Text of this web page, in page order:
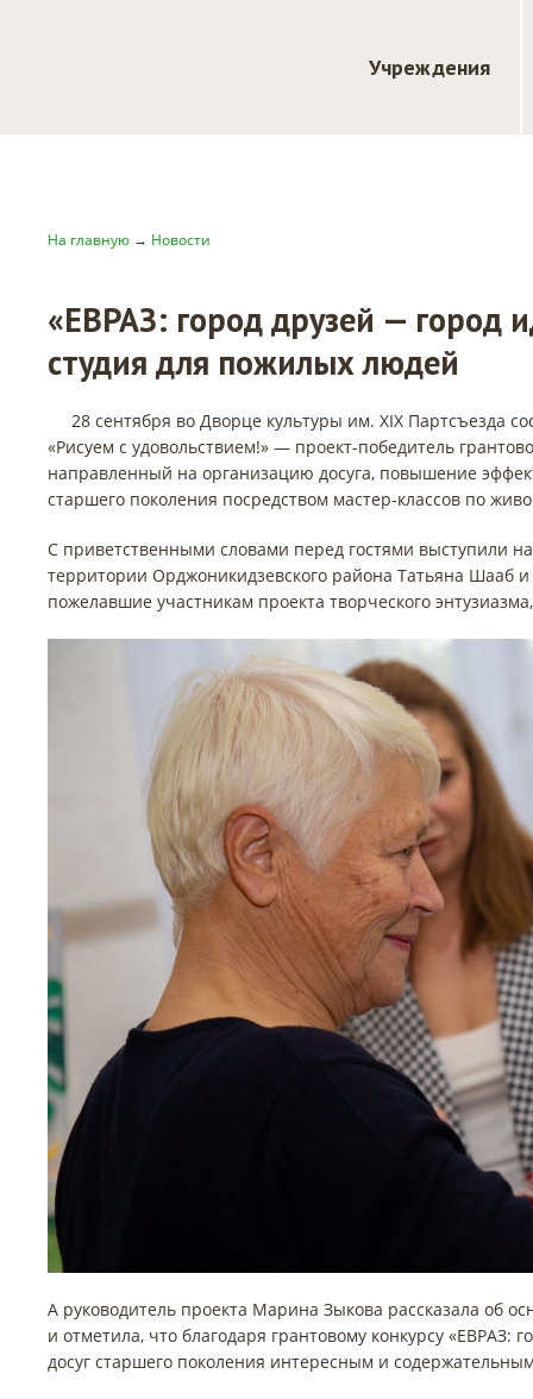
Учреждения
На главную → Новости
«ЕВРАЗ: город друзей — город
студия для пожилых людей
28 сентября во Дворце культуры им. XIX Партсъезда
«Рисуем с удовольствием!» — проект-победитель
направленный на организацию досуга, повышение
старшего поколения посредством мастер-классов по
С приветственными словами перед гостями выступили
территории Орджоникидзевского района Татьяна Шааб
пожелавшие участникам проекта творческого
А руководитель проекта Марина Зыкова рассказала об
и отметила, что благодаря грантовому конкурсу «ЕВРАЗ:
досуг старшего поколения интересным и